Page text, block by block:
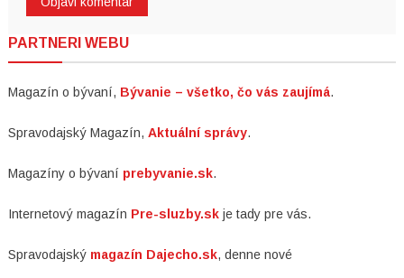
PARTNERI WEBU
Magazín o bývaní, Bývanie – všetko, čo vás zaujímá.
Spravodajský Magazín, Aktuální správy.
Magazíny o bývaní prebyvanie.sk.
Internetový magazín Pre-sluzby.sk je tady pre vás.
Spravodajský magazín Dajecho.sk, denne nové